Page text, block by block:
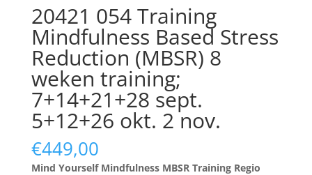
20421 054 Training
Mindfulness Based Stress
Reduction (MBSR) 8
weken training;
7+14+21+28 sept.
5+12+26 okt. 2 nov.
€449,00
Mind Yourself Mindfulness MBSR Training Regio